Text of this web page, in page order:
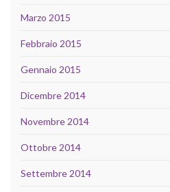
Marzo 2015
Febbraio 2015
Gennaio 2015
Dicembre 2014
Novembre 2014
Ottobre 2014
Settembre 2014